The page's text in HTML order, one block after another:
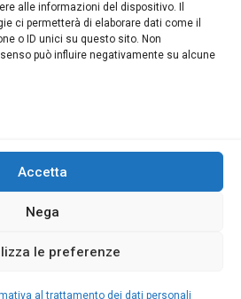
alle informazioni del dispositivo. Il
ci permetterà di elaborare dati come il
o ID unici su questo sito. Non
può influire negativamente su alcune
Accetta
Nega
le preferenze
al trattamento dei dati personaliMENU